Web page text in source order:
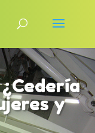
y